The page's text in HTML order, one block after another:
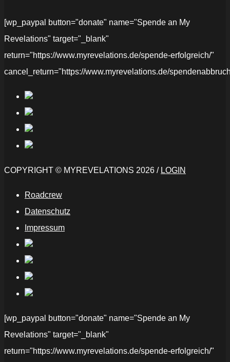
[wp_paypal button="donate" name="Spende an My
Revelations" target="_blank"
return="https://www.myrevelations.de/spende-erfolgreich/"
cancel_return="https://www.myrevelations.de/
COPYRIGHT © MYREVELATIONS 2026 / LOGIN
Roadcrew
Datenschutz
Impressum
[wp_paypal button="donate" name="Spende an My
Revelations" target="_blank"
return="https://www.myrevelations.de/spende-erfolgreich/"